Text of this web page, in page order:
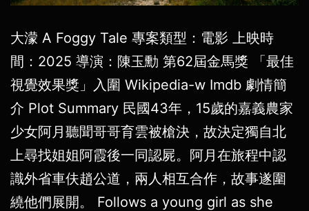
大濛 A Foggy Tale 專案類型：電影 上映時
間：2025 導演：陳玉勳 第62屆金馬獎 「最佳
視覺效果獎」入圍 Wikipedia-w Imdb 劇情簡
介 Plot Summary 民國43年，15歲的嘉義農家
少女阿月聽聞哥哥育雲被槍決，故決定獨自北
上尋找姐姐阿霞後一同認屍。阿月在旅程中認
識外省車伕趙公道，兩人相互合作，故事遂圍
繞他們展開。 Follows a young girl as she